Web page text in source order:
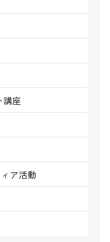
講座
ア活動